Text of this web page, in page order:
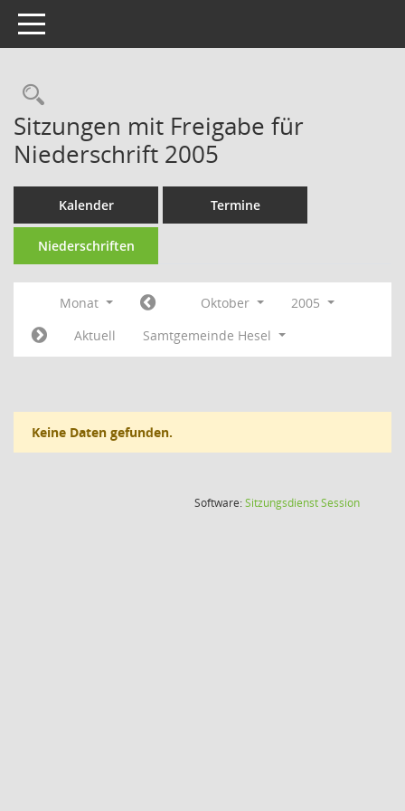
Toggle navigation
Rechercheauswahl
Sitzungen mit Freigabe für
Niederschrift 2005
Kalender Termine
Niederschriften
Monat Oktober
2005
Aktuell
Samtgemeinde Hesel
Keine Daten gefunden.
Software:SitzungsdienstSession(Wird in